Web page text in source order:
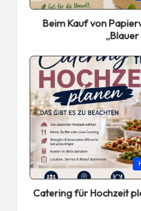
in
Beim Kauf von
Posted
in
Catering für Hochzeit